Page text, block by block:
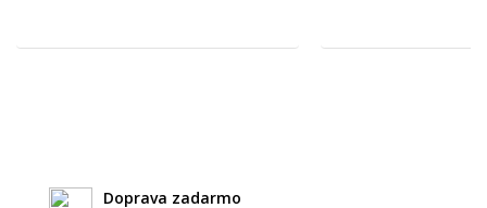
Ako zladiť koberec s nábytkom a podlahou?
Doprava zadarmo